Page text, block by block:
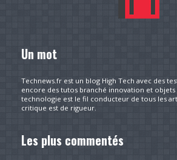
Un mot
Technews.fr est un blog High Tech avec des
encore des tutos branché innovation et objets
technologie est le fil conducteur de tous les
critique est de rigueur.
Les plus commentés